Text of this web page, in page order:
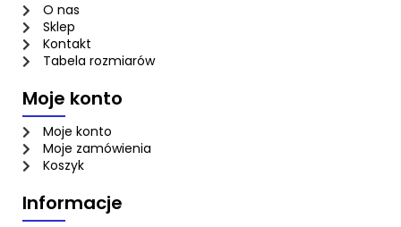
O nas
Sklep
Kontakt
Tabela rozmiarów
Moje konto
Moje konto
Moje zamówienia
Koszyk
Informacje